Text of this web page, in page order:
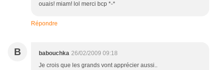
ouais! miam! lol merci bcp *-*
Répondre
B babouchka 26/02/2009 09:18
Je crois que les grands vont apprécier aussi..